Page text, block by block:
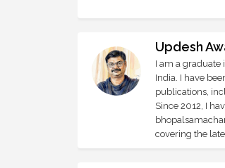
Updesh
I am a graduate
India. I have
publications,
Since 2012, I
covering the